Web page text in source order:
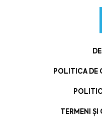
POLITICA DE
TERMENI